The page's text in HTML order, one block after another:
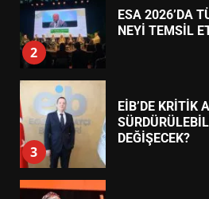
3
EİB’DE KRİTİK
4
EDREMİT’İN
FİNALİNDE NE